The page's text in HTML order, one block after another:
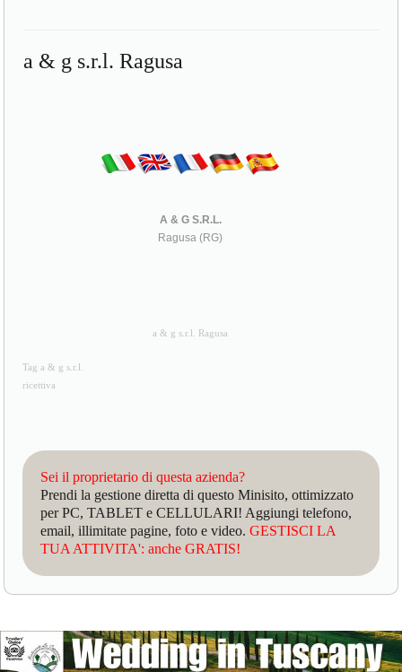
a & g s.r.l. Ragusa
A & G S.R.L.
Ragusa (RG)
a & g s.r.l. Ragusa
Tag a & g s.r.l.
ricettiva
Sei il proprietario di questa azienda?
Prendi la gestione diretta di questo Minisito, ottimizzato
per PC, TABLET e CELLULARI! Aggiungi telefono,
email, illimitate pagine, foto e video.GESTISCI LA
TUA ATTIVITA': anche GRATIS!